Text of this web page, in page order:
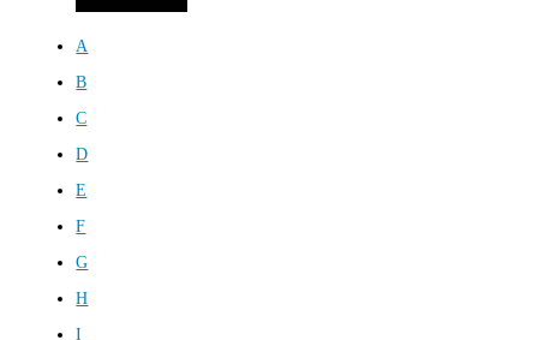
A
B
C
D
E
F
G
H
I